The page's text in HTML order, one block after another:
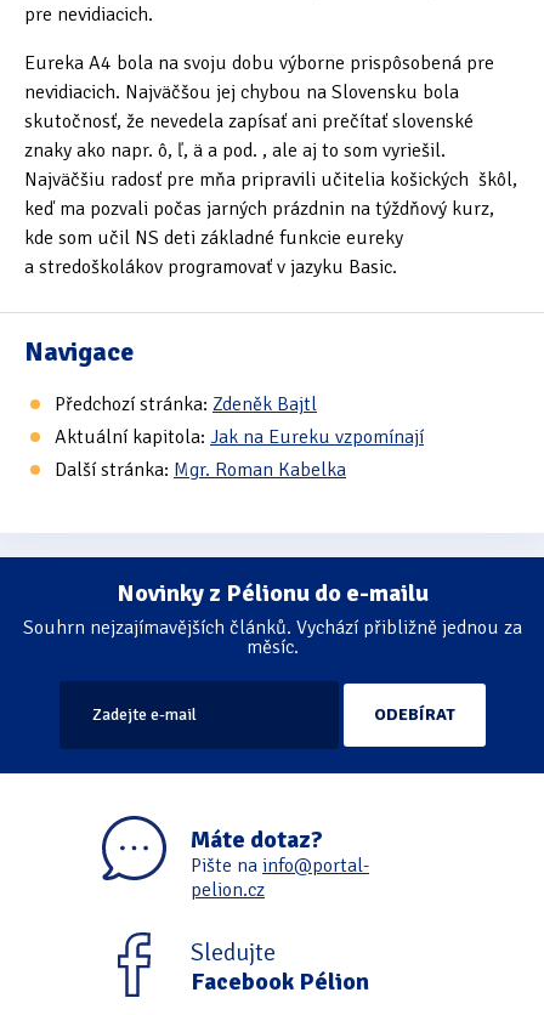
pre nevidiacich.
Eureka A4 bola na svoju dobu výborne prispôsobená pre
nevidiacich. Najväčšou jej chybou na Slovensku bola
skutočnosť, že nevedela zapísať ani prečítať slovenské
znaky ako napr. ô, ľ, ä a pod. , ale aj to som vyriešil.
Najväčšiu radosť pre mňa pripravili učitelia košických škôl,
keď ma pozvali počas jarných prázdnin na týždňový kurz,
kde som učil NS deti základné funkcie eureky
a stredoškolákov programovať v jazyku Basic.
Navigace
Předchozí stránka: Zdeněk Bajtl
Aktuální kapitola: Jak na Eureku vzpomínají
Další stránka: Mgr. Roman Kabelka
Novinky z Pélionu do e-mailu
Souhrn nejzajímavějších článků. Vychází přibližně jednou za
měsíc.
Máte dotaz?
Pište na info@portal-
pelion.cz
Sledujte
Facebook Pélion